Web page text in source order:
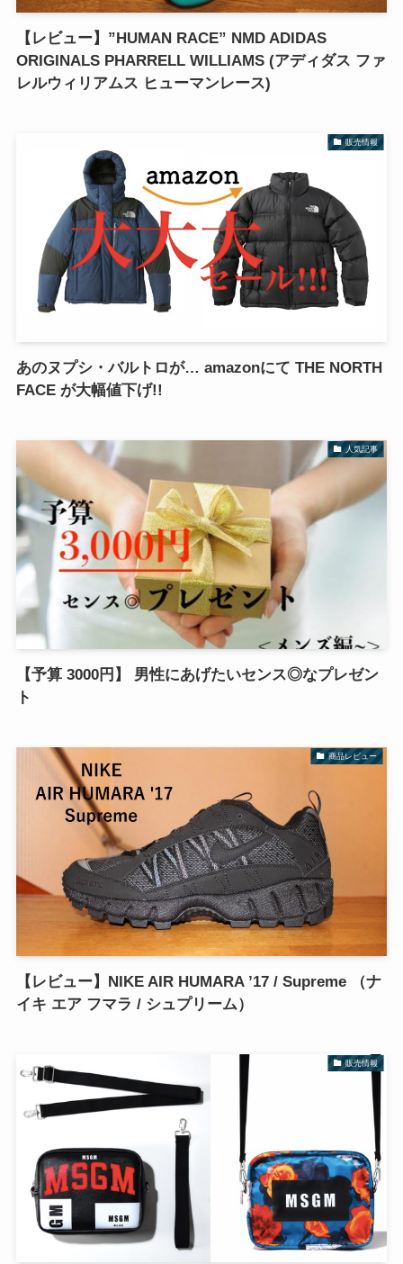
【レビュー】”HUMAN RACE” NMD ADIDAS
ORIGINALS PHARRELL WILLIAMS (アディダス ファ
レルウィリアムス ヒューマンレース)
販売情報
あのヌプシ・バルトロが… amazonにて THE NORTH
FACE が大幅値下げ!!
人気記事
【予算 3000円】 男性にあげたいセンス◎なプレゼン
ト
商品レビュー
【レビュー】NIKE AIR HUMARA ’17 / Supreme （ナ
イキ エア フマラ / シュプリーム）
販売情報